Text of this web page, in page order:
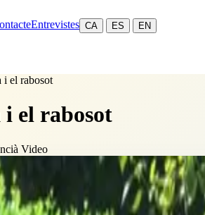
Entrevistes CA ES
EN
i el rabosot
el rabosot
Video